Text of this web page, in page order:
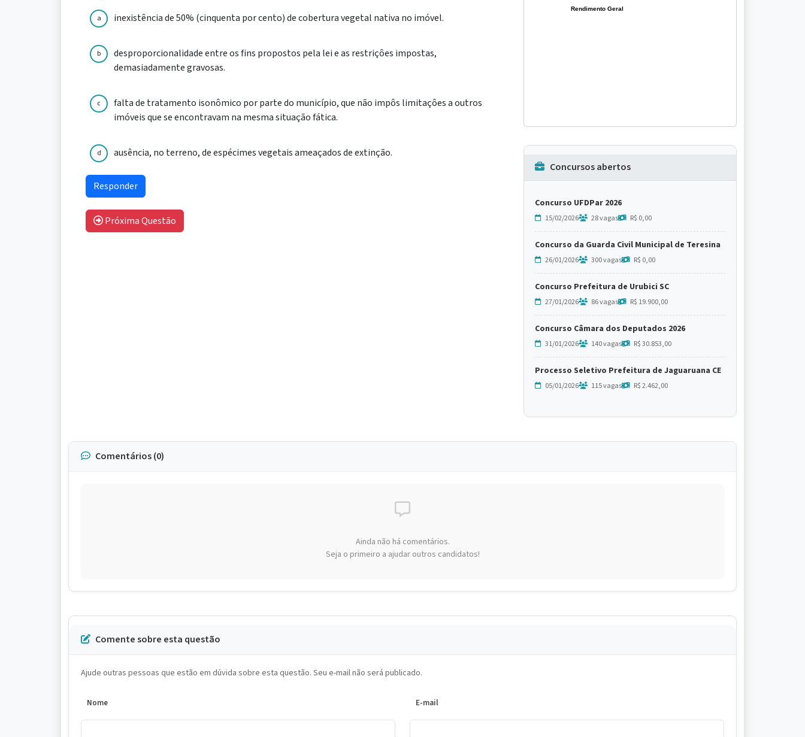
a inexistência de 50% (cinquenta por cento) de cobertura vegetal nativa no imóvel.
b
desproporcionalidade entre os fins propostos pela lei e as restriçôes impostas,
demasiadamente gravosas.
c
falta de tratamento isonômico por parte do município, que não impôs limitaçôes a outros
imóveis que se encontravam na mesma situação fática.
d ausência, no terreno, de espécimes vegetais ameaçados de extinção.
Próxima Questão
Rendimento Geral
Concursos abertos
Concurso UFDPar 2026
15/02/2026 28 vagas R$ 0,00
Concurso da Guarda Civil Municipal de Teresina
26/01/2026 300 vagas R$ 0,00
Concurso Prefeitura de Urubici SC
27/01/2026 86 vagas R$ 19.900,00
Concurso Câmara dos Deputados 2026
31/01/2026 140 vagas R$ 30.853,00
Processo Seletivo Prefeitura de Jaguaruana CE
05/01/2026 115 vagas R$ 2.462,00
Comentários (0)
Ainda não há comentários.
Seja o primeiro a ajudar outros candidatos!
Comente sobre esta questão
Ajude outras pessoas que estão em dúvida sobre esta questão. Seu e-mail não será publicado.
Nome E-mail